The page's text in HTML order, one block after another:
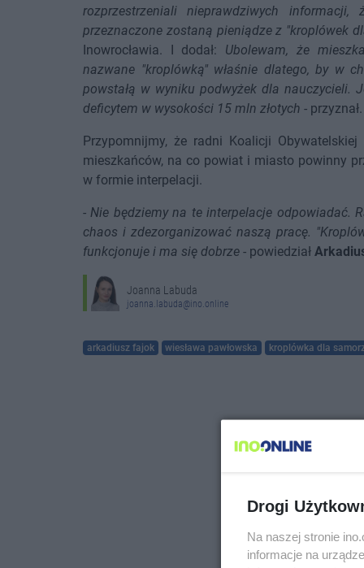
rozprzestrzeniali nieprawdziwych
przeznaczone zostaną pieniądze z "kroplówek
Inowrocławia. I dodał: Ubolewam, że
nazwane "kroplówką" właśnie dlatego, by w
powstałą w wyniku podwyżek dla
deficytem w wysokości 15 mln złotych - przyznał.
Przypomnijmy, że radni Koalicji
mieszkańców, na co powiat i miasto powinny
w formie interpelacji.
-Nie będziemy na te interpelacje odpowiadać.
chaos i zdezorganizować naszą pracę.
funkcjonuje i ma się dobrze - powiedział
Joanna Labuda
joanna.labuda@ino.online
arkadiusz fajok wiesława pawłowska kroplówka dla
Drogi
Na naszej stronie
informacje na